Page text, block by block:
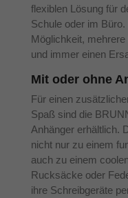
flexiblen Lösung für
Schule oder im
Möglichkeit,
und immer einen
Mit oder ohne
Für einen
Spaß sind die
Anhänger erhältlich.
nicht nur zu einem
auch zu einem
Rucksäcke oder
ihre Schreibgeräte